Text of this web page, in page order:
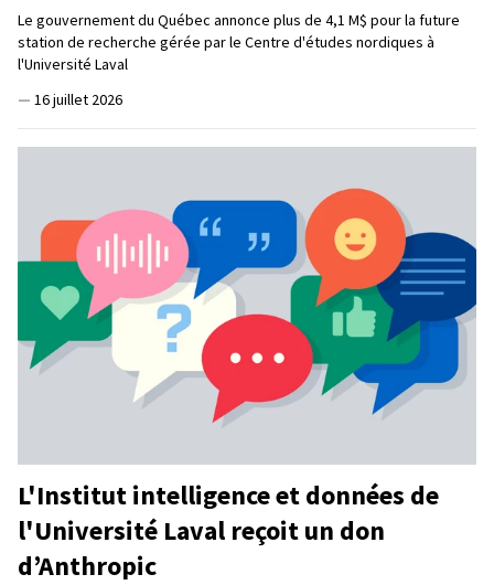
Le gouvernement du Québec annonce plus de 4,1 M$ pour la future
station de recherche gérée par le Centre d'études nordiques à
l'Université Laval
— 16 juillet 2026
L'Institut intelligence et données de
l'Université Laval reçoit un don
d’Anthropic